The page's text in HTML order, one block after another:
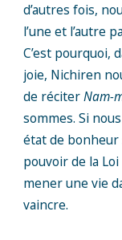
d’autres fois,
l’une et l’autre
C’est pourquoi,
joie, Nichiren
de réciterNam-
sommes. Si
état de bonheur
pouvoir de la
mener une vie
vaincre.